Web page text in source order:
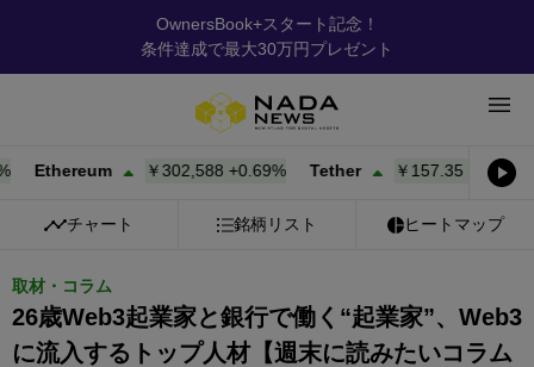
OwnersBook+スタート記念！
条件達成で最大30万円プレゼント
￥302,588+0.69% Tether ￥157.35+0.00%
チャート 銘柄リスト ヒートマップ
取材・コラム
26歳Web3起業家と銀行で働く“起業家”、Web3
に流入するトップ人材【週末に読みたいコラム